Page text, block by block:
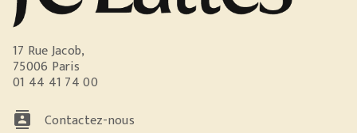
17 Rue Jacob,
75006 Paris
01 44 41 74 00
contacts Contactez-nous